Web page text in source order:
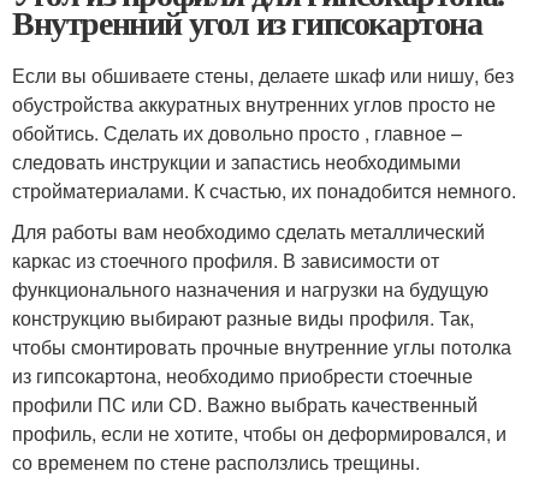
Внутренний угол из гипсокартона
Если вы обшиваете стены, делаете шкаф или нишу, без
обустройства аккуратных внутренних углов просто не
обойтись. Сделать их довольно просто , главное –
следовать инструкции и запастись необходимыми
стройматериалами. К счастью, их понадобится немного.
Для работы вам необходимо сделать металлический
каркас из стоечного профиля. В зависимости от
функционального назначения и нагрузки на будущую
конструкцию выбирают разные виды профиля. Так,
чтобы смонтировать прочные внутренние углы потолка
из гипсокартона, необходимо приобрести стоечные
профили ПС или CD. Важно выбрать качественный
профиль, если не хотите, чтобы он деформировался, и
со временем по стене расползлись трещины.